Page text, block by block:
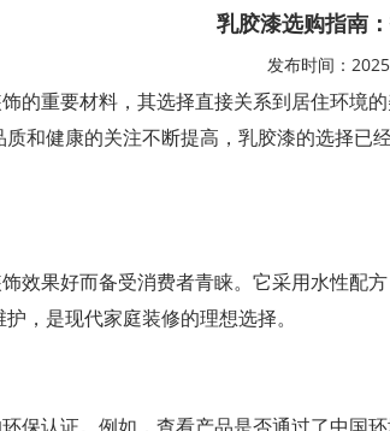
乳胶漆选购指南
发布时间：
的重要材料，其选择直接关系到居住环境
和健康的关注不断提高，乳胶漆的选择
效果好而备受消费者青睐。它采用水性配
，是现代家庭装修的理想选择。